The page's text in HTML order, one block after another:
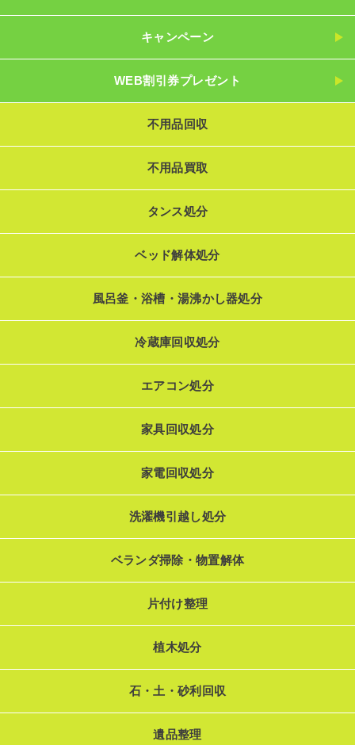
キャンペーン
WEB割引券プレゼント
不用品回収
不用品買取
タンス処分
ベッド解体処分
風呂釜・浴槽・湯沸かし器処分
冷蔵庫回収処分
エアコン処分
家具回収処分
家電回収処分
洗濯機引越し処分
ベランダ掃除・物置解体
片付け整理
植木処分
石・土・砂利回収
遺品整理